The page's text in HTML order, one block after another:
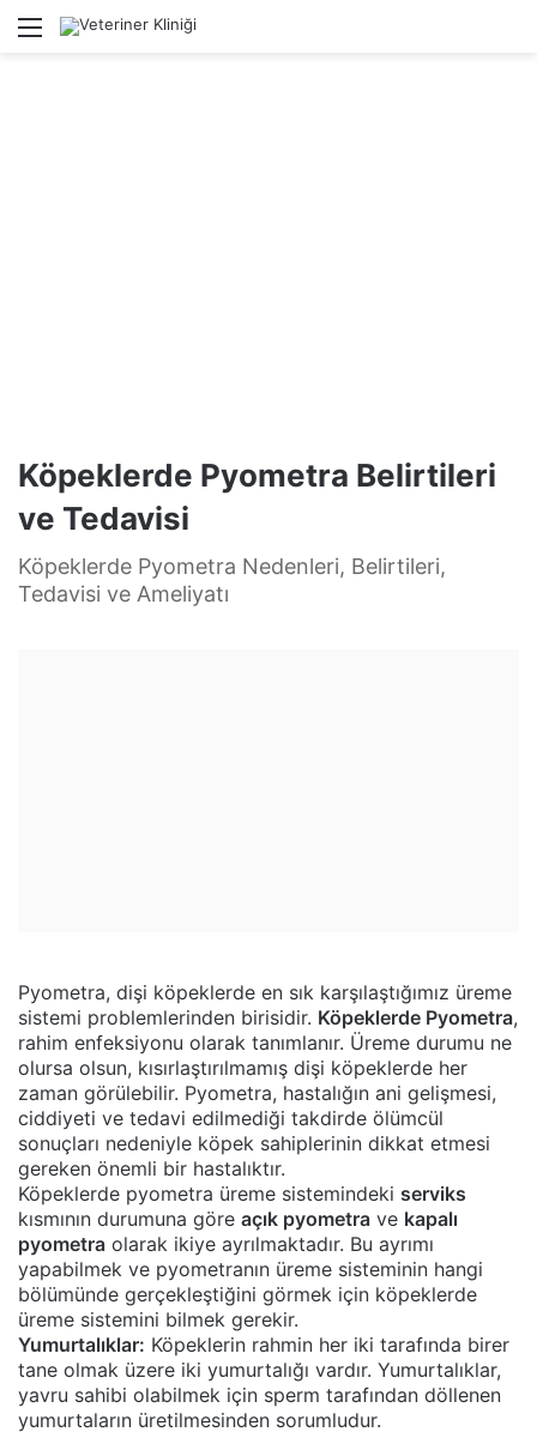
Menü
Köpeklerde Pyometra Belirtileri
ve Tedavisi
Köpeklerde Pyometra Nedenleri, Belirtileri,
Tedavisi ve Ameliyatı
Pyometra, dişi köpeklerde en sık karşılaştığımız üreme
sistemi problemlerinden birisidir. Köpeklerde Pyometra,
rahim enfeksiyonu olarak tanımlanır. Üreme durumu ne
olursa olsun, kısırlaştırılmamış dişi köpeklerde her
zaman görülebilir. Pyometra, hastalığın ani gelişmesi,
ciddiyeti ve tedavi edilmediği takdirde ölümcül
sonuçları nedeniyle köpek sahiplerinin dikkat etmesi
gereken önemli bir hastalıktır.
Köpeklerde pyometra üreme sistemindeki serviks
kısmının durumuna göre açık pyometra ve kapalı
pyometra olarak ikiye ayrılmaktadır. Bu ayrımı
yapabilmek ve pyometranın üreme sisteminin hangi
bölümünde gerçekleştiğini görmek için köpeklerde
üreme sistemini bilmek gerekir.
Yumurtalıklar: Köpeklerin rahmin her iki tarafında birer
tane olmak üzere iki yumurtalığı vardır. Yumurtalıklar,
yavru sahibi olabilmek için sperm tarafından döllenen
yumurtaların üretilmesinden sorumludur.